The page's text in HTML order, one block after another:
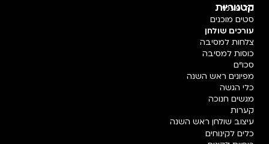
קטגוריות
חד פעמי
סטים מוכנים
עורכים שולחן
צלחות למסיבה
כוסות למסיבה
סכו"ם
מפיונים ראש השנה
כלי הגשה
מגשים חנוכה
קערות
עיצוב שולחן ראש השנה
כלים לקינוחים